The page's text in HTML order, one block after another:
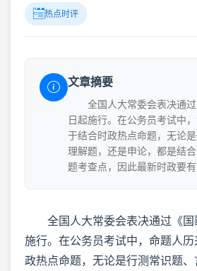
热点时评
文章摘要
全国人大常委会表决通过
日起施行。在公务员考试中
于结合时政热点命题，无论
理解题，还是申论，都是结
题考查点，因此最新时政要
全国人大常委会表决通过《国
施行。在公务员考试中，命题人
政热点命题，无论是行测常识题